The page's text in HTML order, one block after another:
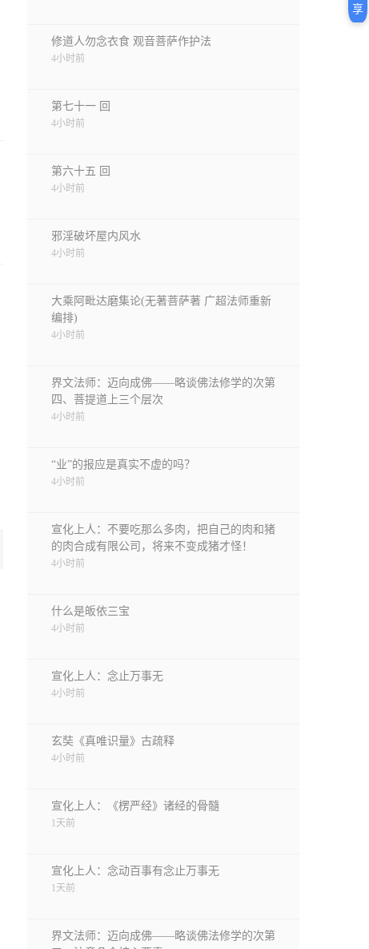
修道人勿念衣食 观音菩萨作护法
4小时前
第七十一 回
4小时前
第六十五 回
4小时前
邪淫破坏屋内风水
4小时前
大乘阿毗达磨集论(无著菩萨著 广超法师重新
编排)
4小时前
界文法师：迈向成佛——略谈佛法修学的次第
四、菩提道上三个层次
4小时前
“业”的报应是真实不虚的吗？
4小时前
宣化上人：不要吃那么多肉，把自己的肉和猪
的肉合成有限公司，将来不变成猪才怪！
4小时前
什么是皈依三宝
4小时前
宣化上人：念止万事无
4小时前
玄奘《真唯识量》古疏释
4小时前
宣化上人：《楞严经》诸经的骨髓
1天前
宣化上人：念动百事有念止万事无
1天前
界文法师：迈向成佛——略谈佛法修学的次第
享